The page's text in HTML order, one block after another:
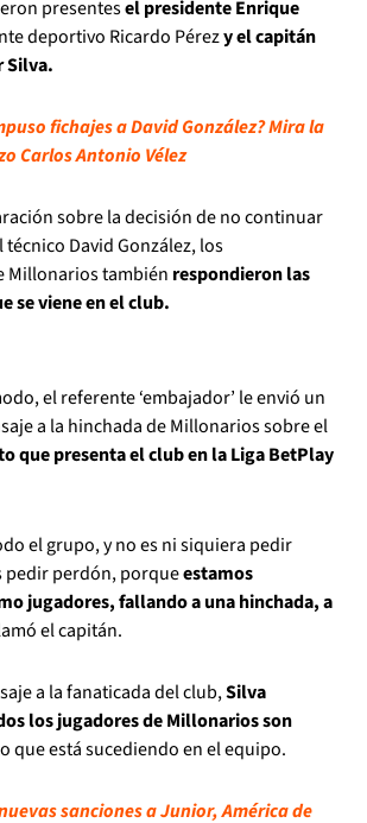
presentesel presidente Enrique
deportivo Ricardo Pérezy el capitán
Silva.
fichajes a David González? Mira la
Carlos Antonio Vélez
sobre la decisión de no continuar
David González, los
Millonarios también respondieron las
se viene en el club.
el referente ‘embajador’ le envió un
a la hinchada de Millonarios sobre el
que presenta el club en la Liga BetPlay
el grupo, y no es ni siquiera pedir
pedir perdón, porqueestamos
jugadores, fallando a una hinchada, a
el capitán.
a la fanaticada del club,Silva
los jugadores de Millonarios son
que está sucediendo en el equipo.
sanciones a Junior, América de